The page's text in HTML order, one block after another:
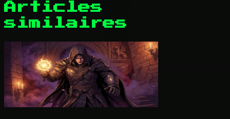
Articles
similaires